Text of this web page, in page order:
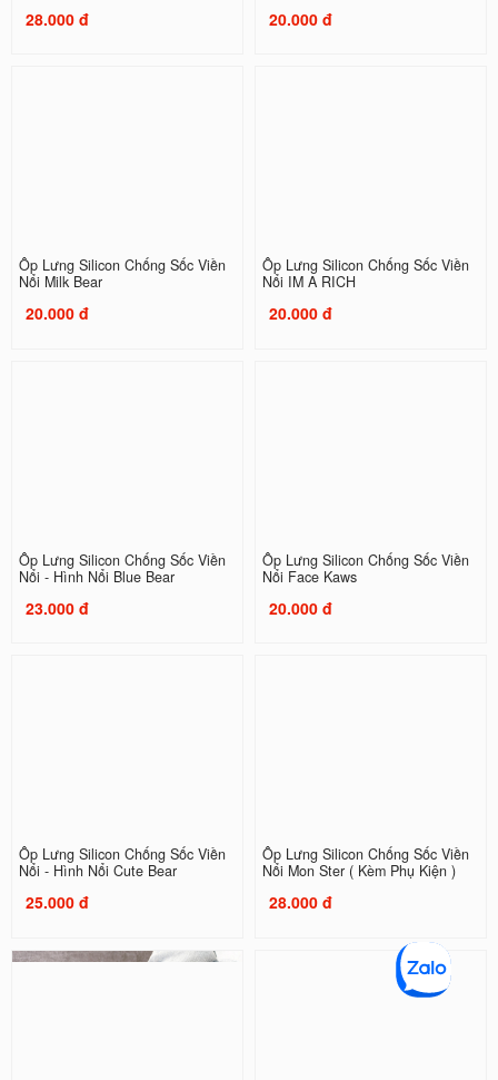
28.000 đ 20.000 đ
Ốp Lưng Silicon Chống Sốc Viền
Nổi Milk Bear
20.000 đ
Ốp Lưng Silicon Chống Sốc Viền
Nổi IM A RICH
20.000 đ
Ốp Lưng Silicon Chống Sốc Viền
Nổi - Hình Nổi Blue Bear
23.000 đ
Ốp Lưng Silicon Chống Sốc Viền
Nổi Face Kaws
20.000 đ
Ốp Lưng Silicon Chống Sốc Viền
Nổi - Hình Nổi Cute Bear
25.000 đ
Ốp Lưng Silicon Chống Sốc Viền
Nổi Mon Ster ( Kèm Phụ Kiện )
28.000 đ